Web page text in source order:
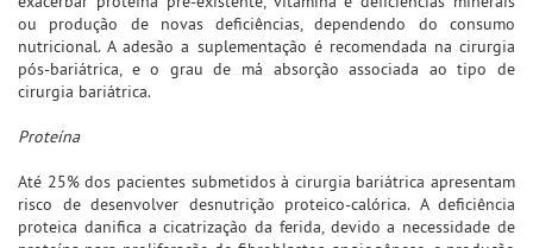
ou produção de novas deficiências, dependendo do consumo
nutricional. A adesão a suplementação é recomendada na cirurgia
pós-bariátrica, e o grau de má absorção associada ao tipo de
cirurgia bariátrica.
Proteína
Até 25% dos pacientes submetidos à cirurgia bariátrica apresentam
risco de desenvolver desnutrição proteico-calórica. A deficiência
proteica danifica a cicatrização da ferida, devido a necessidade de